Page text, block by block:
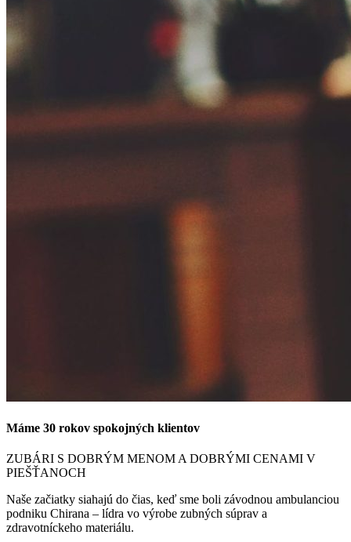
Máme 30 rokov spokojných klientov
ZUBÁRI S DOBRÝM MENOM A DOBRÝMI CENAMI V
PIEŠŤANOCH
Naše začiatky siahajú do čias, keď sme boli závodnou ambulanciou
podniku Chirana – lídra vo výrobe zubných súprav a
zdravotníckeho materiálu.